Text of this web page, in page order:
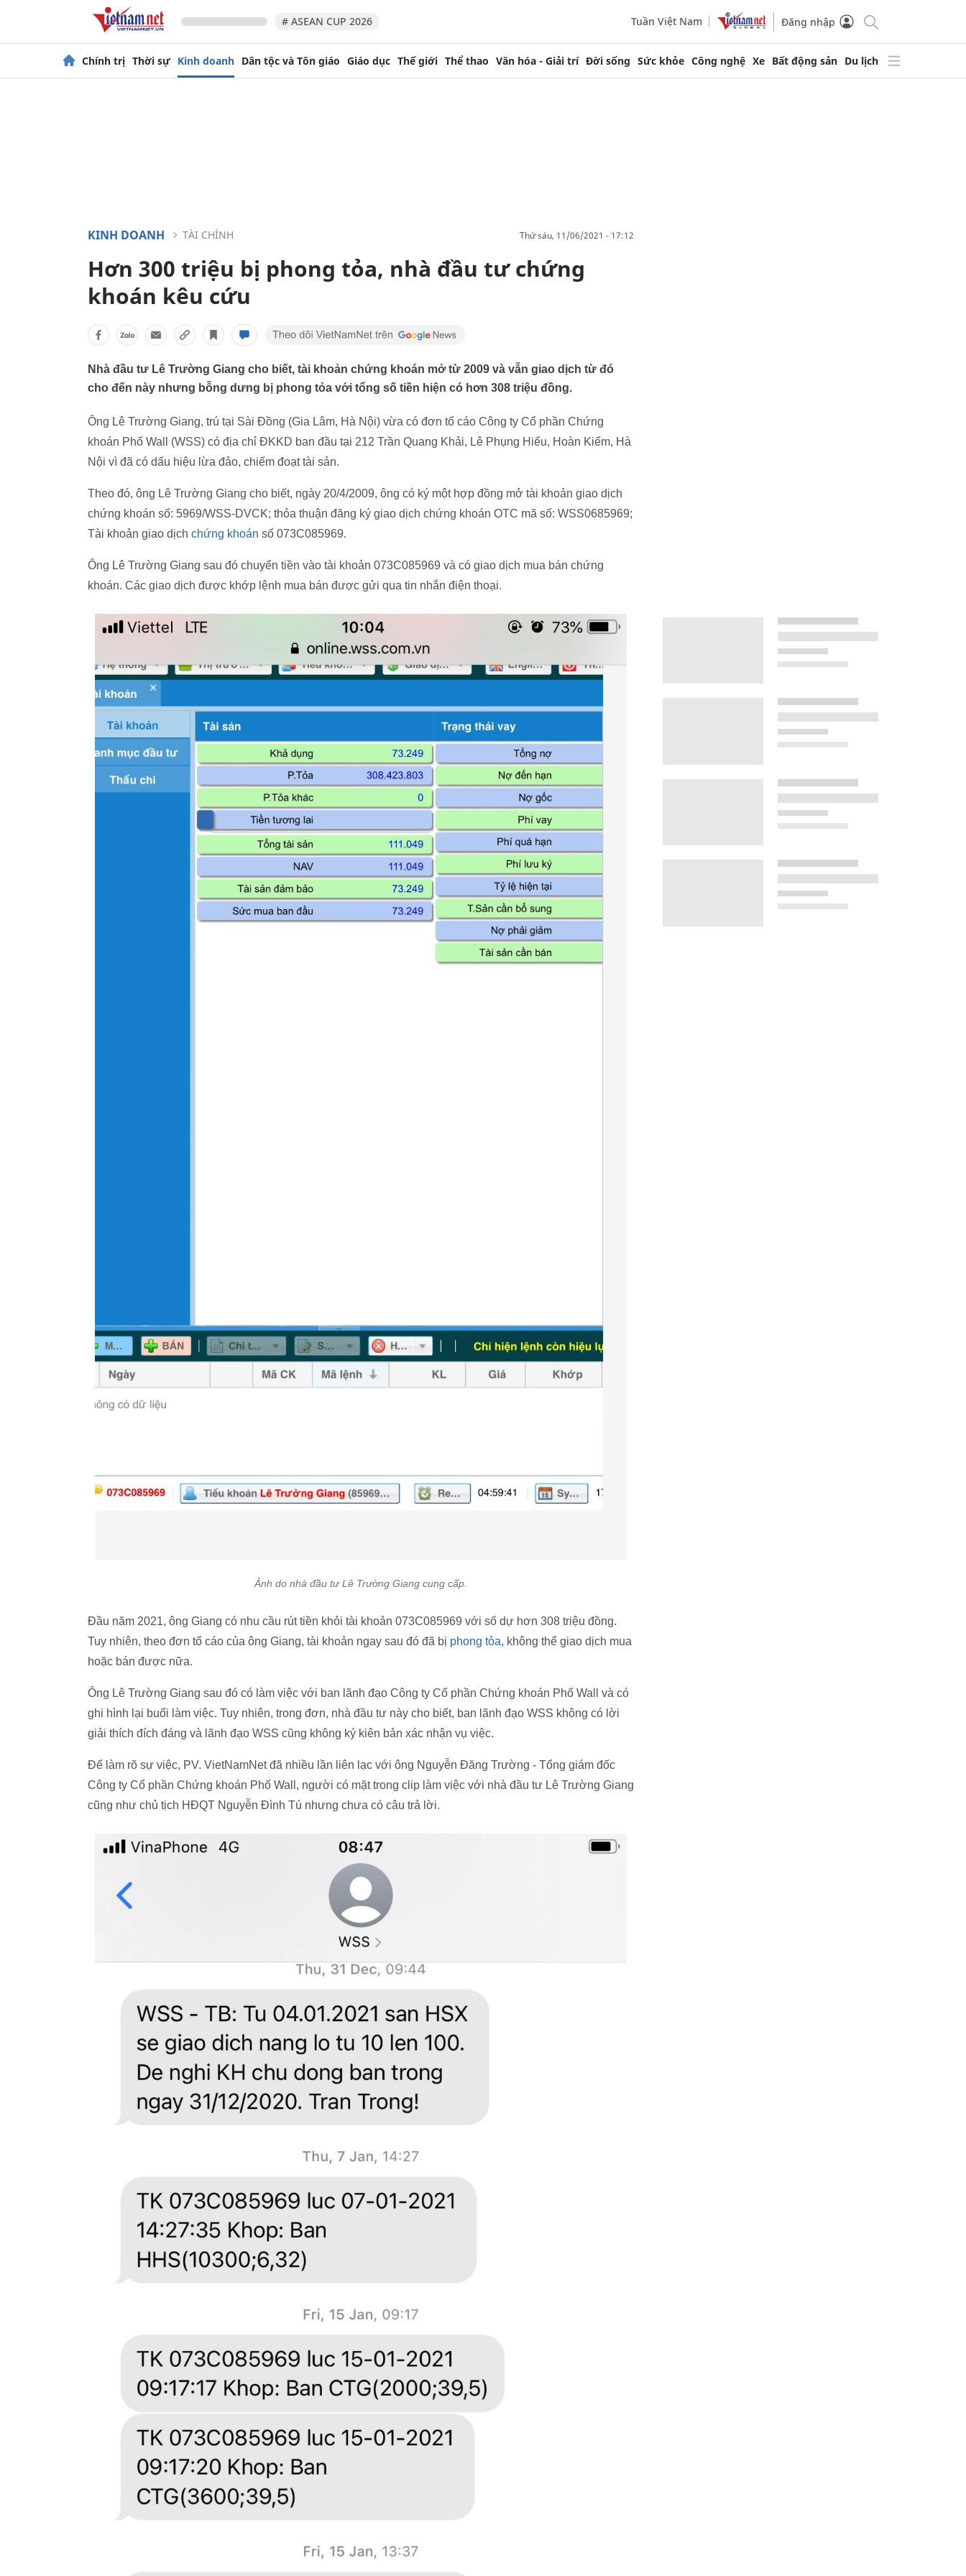
# ASEAN CUP 2026 Tuần Việt Nam Đăng nhập
Chính trị Thời sự Kinh doanh Dân tộc và Tôn giáo Giáo dục Thế giới Thể thao Văn hóa - Giải trí Đời sống Sức khỏe Công nghệ Xe Bất động sản Du lịch
KINH DOANH TÀI CHÍNH thứ sáu, 11/06/2021 - 17:12
Hơn 300 triệu bị phong tỏa, nhà đầu tư chứng
khoán kêu cứu
Nhà đầu tư Lê Trường Giang cho biết, tài khoản chứng khoán mở từ 2009 và vẫn giao dịch từ đó
cho đến này nhưng bỗng dưng bị phong tỏa với tổng số tiền hiện có hơn 308 triệu đồng.
Ông Lê Trường Giang, trú tại Sài Đồng (Gia Lâm, Hà Nội) vừa có đơn tố cáo Công ty Cổ phần Chứng
khoán Phố Wall (WSS) có địa chỉ ĐKKD ban đầu tại 212 Trần Quang Khải, Lê Phụng Hiếu, Hoàn Kiếm, Hà
Nội vì đã có dấu hiệu lừa đảo, chiếm đoạt tài sản.
Theo đó, ông Lê Trường Giang cho biết, ngày 20/4/2009, ông có ký một hợp đồng mở tài khoản giao dịch
chứng khoán số: 5969/WSS-DVCK; thỏa thuận đăng ký giao dịch chứng khoán OTC mã số: WSS0685969;
Tài khoản giao dịch chứng khoán số 073C085969.
Ông Lê Trường Giang sau đó chuyển tiền vào tài khoản 073C085969 và có giao dịch mua bán chứng
khoán. Các giao dịch được khớp lệnh mua bán được gửi qua tin nhắn điện thoại.
Ảnh do nhà đầu tư Lê Trường Giang cung cấp.
Đầu năm 2021, ông Giang có nhu cầu rút tiền khỏi tài khoản 073C085969 với số dự hơn 308 triệu đồng.
Tuy nhiên, theo đơn tố cáo của ông Giang, tài khoản ngay sau đó đã bị phong tỏa, không thể giao dịch mua
hoặc bán được nữa.
Ông Lê Trường Giang sau đó có làm việc với ban lãnh đạo Công ty Cổ phần Chứng khoán Phố Wall và có
ghi hình lại buổi làm việc. Tuy nhiên, trong đơn, nhà đầu tư này cho biết, ban lãnh đạo WSS không có lời
giải thích đích đáng và lãnh đạo WSS cũng không ký kiên bản xác nhận vụ việc.
Để làm rõ sự việc, PV. VietNamNet đã nhiều lần liên lạc với ông Nguyễn Đăng Trường - Tổng giám đốc
Công ty Cổ phần Chứng khoán Phố Wall, người có mặt trong clip làm việc với nhà đầu tư Lê Trường Giang
cũng như chủ tịch HĐQT Nguyễn Đình Tú nhưng chưa có câu trả lời.